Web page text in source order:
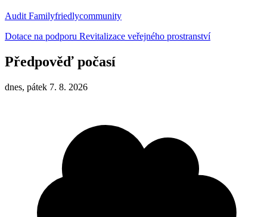
Audit Familyfriedlycommunity
Dotace na podporu Revitalizace veřejného prostranství
Předpověď počasí
dnes, pátek 7. 8. 2026